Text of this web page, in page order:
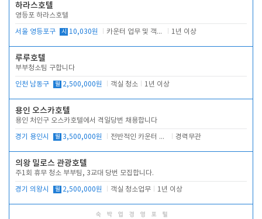
하라스호텔
영등포 하라스호텔
서울 영등포구 시 10,030원 카운터 업무 및 객실관리(청소상태 확인, 객실판매) 1년 이상
루루호텔
부부청소팀 구합니다
인천 남동구 월 2,500,000원 객실 청소 1년 이상
용인 오스카호텔
용인 처인구 오스카호텔에서 격일당번 채용합니다
경기 용인시 월 3,500,000원 전반적인 카운터 업무 경력무관
의왕 밀로스 관광호텔
주1회 휴무 청소 부부팀, 3교대 당번 모집합니다.
경기 의왕시 월 2,500,000원 객실 청소업무 1년 이상